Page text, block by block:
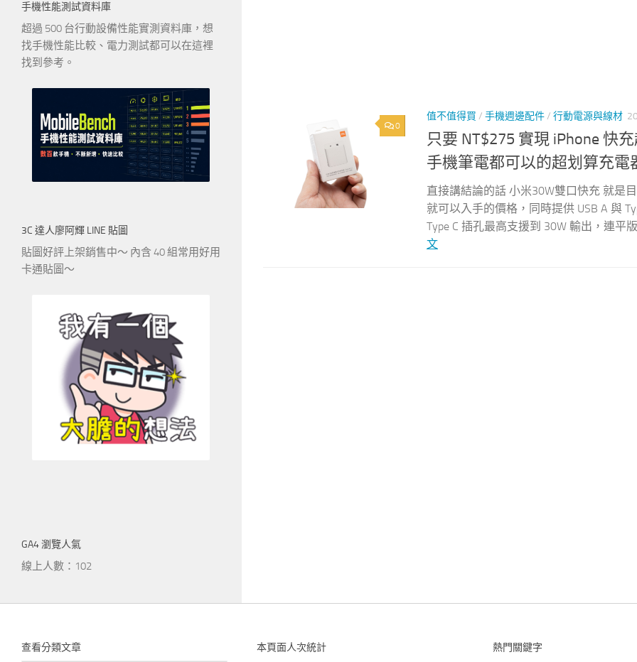
0
值不值得買 / 手機週邊配件/ 行動電源與線材
只要 NT$275 實現 iPhone 快
手機筆電都可以的超划算充電
直接講結論的話 小米30W雙口快充 就是
就可以入手的價格，同時提供 USB A 與
Type C 插孔最高支援到 30W 輸出，連平
文
手機性能測試資料庫
超過 500 台行動設備性能實測資料庫，想
找手機性能比較、電力測試都可以在這裡
找到參考。
3C 達人廖阿輝 LINE 貼圖
貼圖好評上架銷售中～ 內含 40 組常用好用
卡通貼圖～
GA4 瀏覽人氣
線上人數：102
查看分類文章 本頁面人次統計 熱門關鍵字